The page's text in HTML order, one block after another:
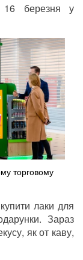
16 березня у
торговому
лаки для
Зараз
як от каву,